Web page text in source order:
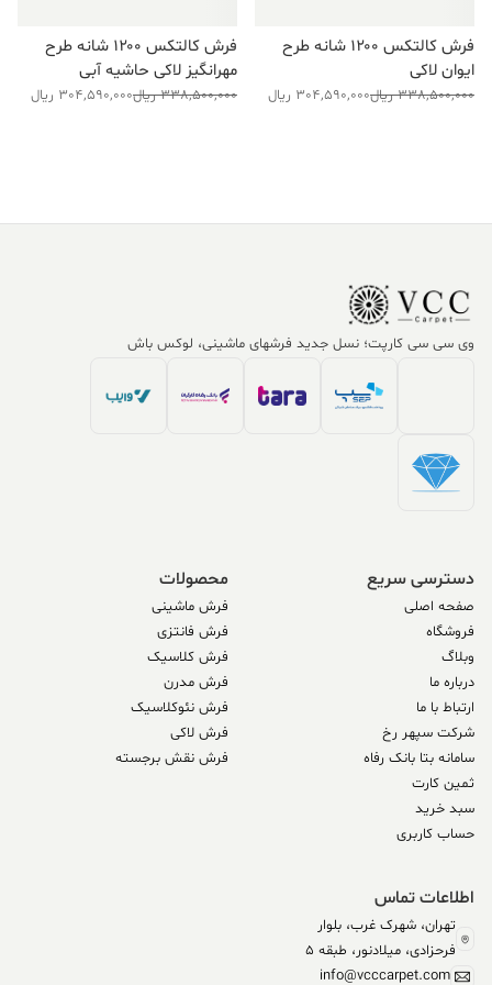
فرش کالتکس ۱۲۰۰ شانه طرح
ایوان لاکی
338,500,000 ریال
قیمت
304,590,000 ریال
قیمت
فرش کالتکس ۱۲۰۰ شانه طرح
مهرانگیز لاکی حاشیه آبی
338,500,000 ریال
قیمت
304,590,000 ریال
قیمت
وی سی سی کارپت؛ نسل جدید فرشهای ماشینی، لوکس باش
دسترسی سریع
صفحه اصلی
فروشگاه
وبلاگ
درباره ما
ارتباط با ما
شرکت سپهر رخ
سامانه بتا بانک رفاه
ثمین کارت
سبد خرید
حساب کاربری
محصولات
فرش ماشینی
فرش فانتزی
فرش کلاسیک
فرش مدرن
فرش نئوکلاسیک
فرش لاکی
فرش نقش برجسته
اطلاعات تماس
تهران، شهرک غرب، بلوار
فرحزادی، میلادنور، طبقه 5
info@vcccarpet.com